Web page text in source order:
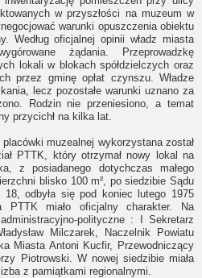
w przyszłości na muzeum w
warunki opuszczenia obiektu
Według oficjalnej opinii władz miasta
żądania. Przeprowadzkę
lokali w blokach spółdzielczych oraz
przez gminę opłat czynszu. Władze
lecz pozostałe warunki uznano za
Rodzin nie przeniesiono, a temat
przycichł na kilka lat.
muzealnej wykorzystana został
PTTK, który otrzymał nowy lokal na
z posiadanego dotychczas małego
blisko 100 m², po siedzibie Sądu
odbyła się pod koniec lutego 1975
PTTK miało oficjalny charakter. Na
polityczne : I Sekretarz
Milczarek, Naczelnik Powiatu
Miasta Antoni Kucfir, Przewodniczący
Piotrowski. W nowej siedzibie miała
z pamiątkami regionalnymi.